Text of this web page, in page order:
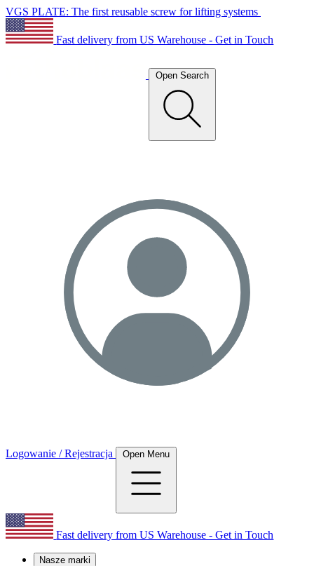
VGS PLATE: The first reusable screw for lifting systems
Fast delivery from US Warehouse - Get in Touch
Open Search
Logowanie / Rejestracja Open Menu
Fast delivery from US Warehouse - Get in Touch
Nasze marki